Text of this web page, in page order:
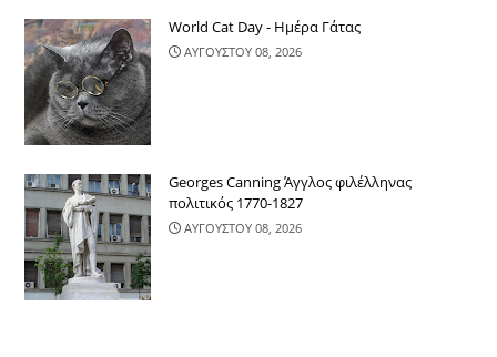
World Cat Day - Ημέρα Γάτας
ΑΥΓΟΥΣΤΟΥ 08, 2026
Georges Canning Άγγλος φιλέλληνας
πολιτικός 1770-1827
ΑΥΓΟΥΣΤΟΥ 08, 2026